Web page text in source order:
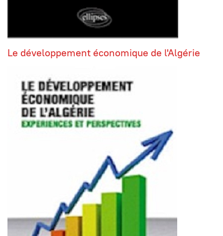
Le développement économique de l'Algérie